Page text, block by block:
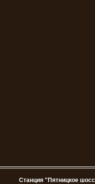
Станция "Пятницкое